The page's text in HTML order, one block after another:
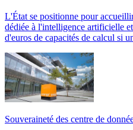
L'État se positionne pour
dédiée à l'intelligence artificielle
d'euros de capacités de calcul si
Souveraineté des centre de